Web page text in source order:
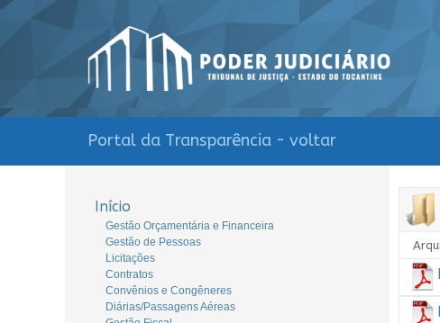
Portal da Transparência - voltar
Início
Gestão Orçamentária e Financeira
Gestão de Pessoas
Licitações
Contratos
Convênios e Congêneres
Diárias/Passagens Aéreas